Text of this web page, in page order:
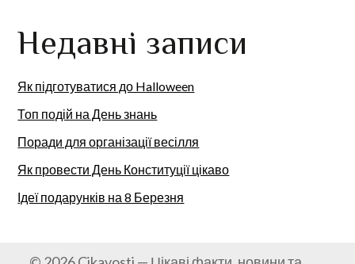
Недавні записи
Як підготуватися до Halloween
Топ подій на День знань
Поради для організації весілля
Як провести День Конституції цікаво
Ідеї подарунків на 8 Березня